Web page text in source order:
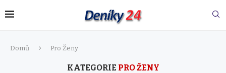
Domů Pro Ženy
KATEGORIE PRO ŽENY